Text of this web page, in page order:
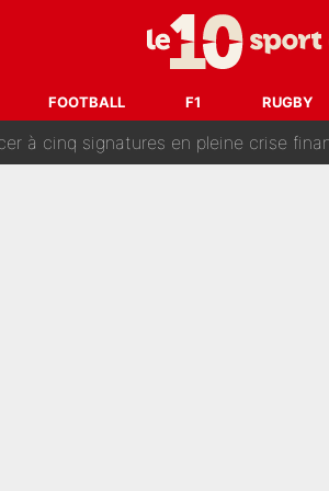
FOOTBALL F1 RUGBY
sur CNews, un ancien journaliste de
Pogacar : Le transfert qui effraie
signatures en pleine crise financière : L’IA